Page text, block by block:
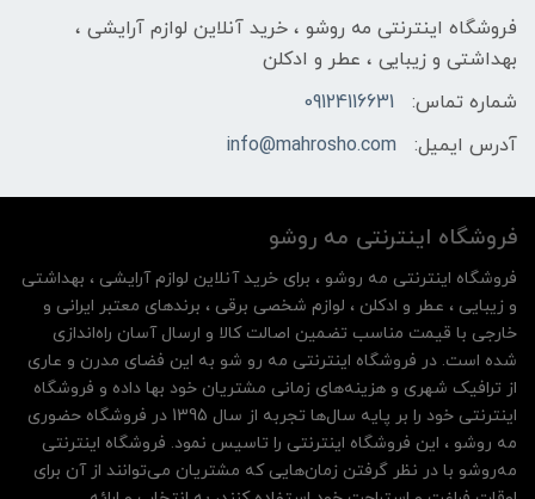
فروشگاه اینترنتی مه‌ رو‌شو ، خرید آنلاین لوازم آرایشی ،
بهداشتی و زیبایی ، عطر و ادکلن
شماره تماس:
09124116631
آدرس ایمیل:
info@mahrosho.com
فروشگاه اینترنتی مه‌ رو‌شو
فروشگاه اینترنتی مه‌ رو‌شو ، برای خرید آنلاین لوازم آرایشی ، بهداشتی
و زیبایی ، عطر و ادکلن ، لوازم شخصی برقی ، برندهای معتبر ایرانی و
خارجی با قیمت مناسب تضمین اصالت کالا و ارسال آسان راه‌اندازی
شده است. در فروشگاه اینترنتی مه رو شو به این فضای مدرن و عاری
از ترافیک شهری و هزینه‌های زمانی مشتریان خود بها داده و فروشگاه
اینترنتی خود را بر پایه سال‌ها تجربه از سال 1395 در فروشگاه حضوری
مه روشو ، این فروشگاه اینترنتی را تاسیس نمود. فروشگاه اینترنتی
مه‌رو‌شو با در نظر گرفتن زمان‌هایی که مشتریان می‌توانند از آن‌ برای